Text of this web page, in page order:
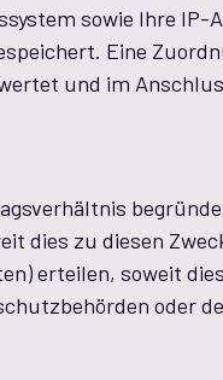
sowie Ihre IP-
Eine
und im
dies zu diesen
erteilen, soweit
oder